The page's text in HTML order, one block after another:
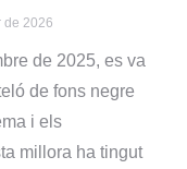
de 2026
de 2025, es va
de fons negre
i els
millora ha tingut